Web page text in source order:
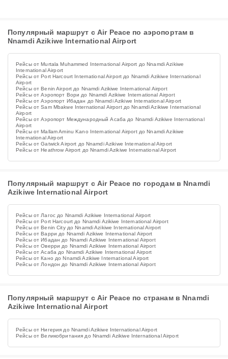
Популярный маршрут с Air Peace по аэропортам в
Nnamdi Azikiwe International Airport
Рейсы от Murtala Muhammed International Airport до Nnamdi Azikiwe
International Airport
Рейсы от Port Harcourt International Airport до Nnamdi Azikiwe International
Airport
Рейсы от Benin Airport до Nnamdi Azikiwe International Airport
Рейсы от Аэропорт Вори до Nnamdi Azikiwe International Airport
Рейсы от Аэропорт Ибадан до Nnamdi Azikiwe International Airport
Рейсы от Sam Mbakwe International Airport до Nnamdi Azikiwe International
Airport
Рейсы от Аэропорт Международный Асаба до Nnamdi Azikiwe International
Airport
Рейсы от Mallam Aminu Kano International Airport до Nnamdi Azikiwe
International Airport
Рейсы от Gatwick Airport до Nnamdi Azikiwe International Airport
Рейсы от Heathrow Airport до Nnamdi Azikiwe International Airport
Популярный маршрут с Air Peace по городам в Nnamdi
Azikiwe International Airport
Рейсы от Лагос до Nnamdi Azikiwe International Airport
Рейсы от Port Harcourt до Nnamdi Azikiwe International Airport
Рейсы от Benin City до Nnamdi Azikiwe International Airport
Рейсы от Варри до Nnamdi Azikiwe International Airport
Рейсы от Ибадан до Nnamdi Azikiwe International Airport
Рейсы от Оверри до Nnamdi Azikiwe International Airport
Рейсы от Асаба до Nnamdi Azikiwe International Airport
Рейсы от Кано до Nnamdi Azikiwe International Airport
Рейсы от Лондон до Nnamdi Azikiwe International Airport
Популярный маршрут с Air Peace по странам в Nnamdi
Azikiwe International Airport
Рейсы от Нигерия до Nnamdi Azikiwe International Airport
Рейсы от Великобритания до Nnamdi Azikiwe International Airport